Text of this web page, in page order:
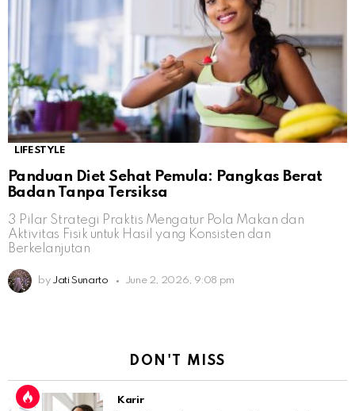
LIFESTYLE
Panduan Diet Sehat Pemula: Pangkas Berat
Badan Tanpa Tersiksa
3 Pilar Strategi Praktis Mengatur Pola Makan dan
Aktivitas Fisik untuk Hasil yang Konsisten dan
Berkelanjutan
by Jati Sunarto June 2, 2026, 9:08 pm
DON'T MISS
Karir